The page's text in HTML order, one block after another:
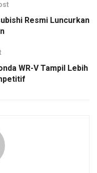
Resmi Luncurkan
WR-V Tampil Lebih